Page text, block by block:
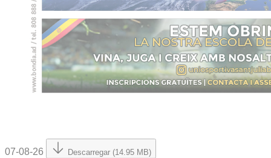
07-08-26 Descarregar (14.95 MB)